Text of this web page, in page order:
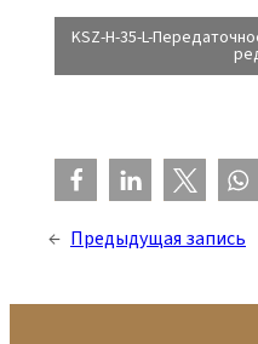
KSZ-H-35-L-
← Предыдущая запись